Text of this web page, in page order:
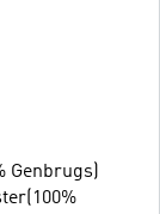
Genbrugs)